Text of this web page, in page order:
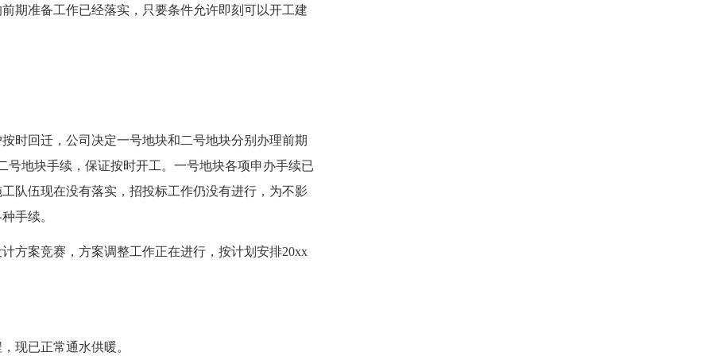
准备工作已经落实，只要条件允许即刻可以开工建
回迁，公司决定一号地块和二号地块分别办理前期
号地块手续，保证按时开工。一号地块各项申办手续已
队伍现在没有落实，招投标工作仍没有进行，为不影
手续。
案竞赛，方案调整工作正在进行，按计划安排20xx
已正常通水供暖。